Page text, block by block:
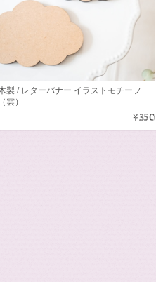
製 / レターバナー イラストモチーフ
（雲）
¥350